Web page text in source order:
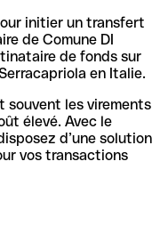
initier un transfert
de Comune DI
de fonds sur
en Italie.
souvent les virements
élevé. Avec le
d’une solution
vos transactions